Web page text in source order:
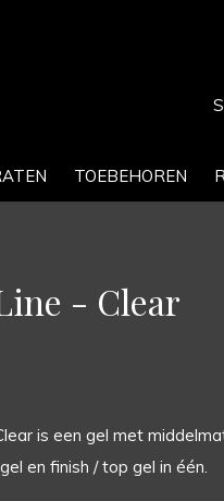
TOEBEHOREN
- Clear
is een gel met
en finish / top gel in één.